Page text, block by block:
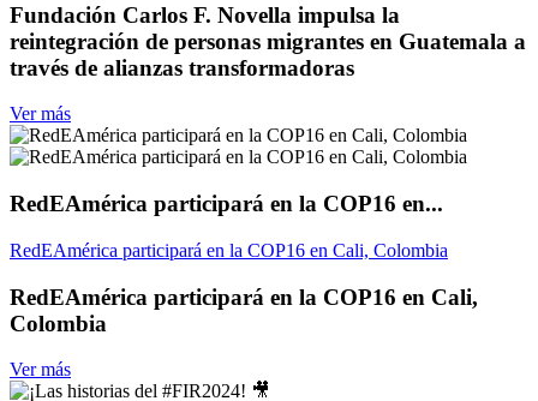
Fundación Carlos F. Novella impulsa la
reintegración de personas migrantes en Guatemala a
través de alianzas transformadoras
Ver más
RedEAmérica participará en la COP16 en...
RedEAmérica participará en la COP16 en Cali, Colombia
RedEAmérica participará en la COP16 en Cali,
Colombia
Ver más